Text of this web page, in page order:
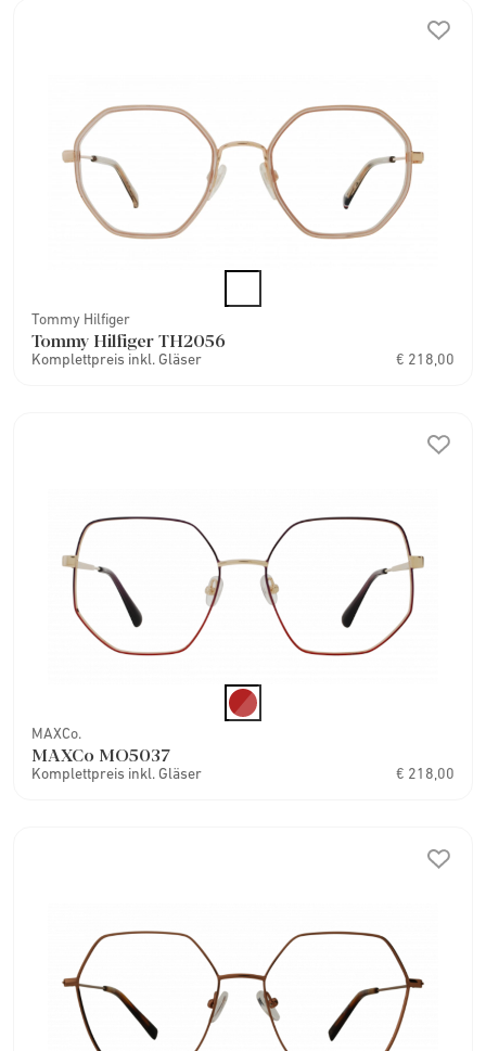
Tommy Hilfiger
Tommy Hilfiger TH2056
Komplettpreis inkl. Gläser € 218,00
MAXCo.
MAXCo MO5037
Komplettpreis inkl. Gläser € 218,00